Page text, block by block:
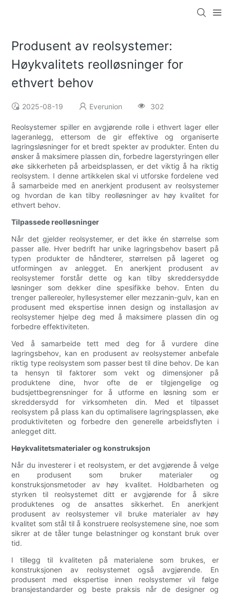
Produsent av reolsystemer:
Høykvalitets reolløsninger for
ethvert behov
2025-08-19 Everunion 302
Reolsystemer spiller en avgjørende rolle i ethvert lager eller
lageranlegg, ettersom de gir effektive og organiserte
lagringsløsninger for et bredt spekter av produkter. Enten du
ønsker å maksimere plassen din, forbedre lagerstyringen eller
øke sikkerheten på arbeidsplassen, er det viktig å ha riktig
reolsystem. I denne artikkelen skal vi utforske fordelene ved
å samarbeide med en anerkjent produsent av reolsystemer
og hvordan de kan tilby reolløsninger av høy kvalitet for
ethvert behov.
Tilpassede reolløsninger
Når det gjelder reolsystemer, er det ikke én størrelse som
passer alle. Hver bedrift har unike lagringsbehov basert på
typen produkter de håndterer, størrelsen på lageret og
utformingen av anlegget. En anerkjent produsent av
reolsystemer forstår dette og kan tilby skreddersydde
løsninger som dekker dine spesifikke behov. Enten du
trenger pallereoler, hyllesystemer eller mezzanin-gulv, kan en
produsent med ekspertise innen design og installasjon av
reolsystemer hjelpe deg med å maksimere plassen din og
forbedre effektiviteten.
Ved å samarbeide tett med deg for å vurdere dine
lagringsbehov, kan en produsent av reolsystemer anbefale
riktig type reolsystem som passer best til dine behov. De kan
ta hensyn til faktorer som vekt og dimensjoner på
produktene dine, hvor ofte de er tilgjengelige og
budsjettbegrensninger for å utforme en løsning som er
skreddersydd for virksomheten din. Med et tilpasset
reolsystem på plass kan du optimalisere lagringsplassen, øke
produktiviteten og forbedre den generelle arbeidsflyten i
anlegget ditt.
Høykvalitetsmaterialer og konstruksjon
Når du investerer i et reolsystem, er det avgjørende å velge
en produsent som bruker materialer og
konstruksjonsmetoder av høy kvalitet. Holdbarheten og
styrken til reolsystemet ditt er avgjørende for å sikre
produktenes og de ansattes sikkerhet. En anerkjent
produsent av reolsystemer vil bruke materialer av høy
kvalitet som stål til å konstruere reolsystemene sine, noe som
sikrer at de tåler tunge belastninger og konstant bruk over
tid.
I tillegg til kvaliteten på materialene som brukes, er
konstruksjonen av reolsystemet også avgjørende. En
produsent med ekspertise innen reolsystemer vil følge
bransjestandarder og beste praksis når de designer og